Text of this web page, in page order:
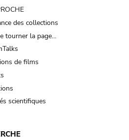
des collections
tourner la page…
de films
scientifiques